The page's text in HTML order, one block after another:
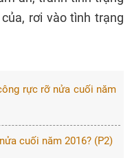
rơi vào tình trạng
rực rỡ nửa cuối năm
cuối năm 2016? (P2)